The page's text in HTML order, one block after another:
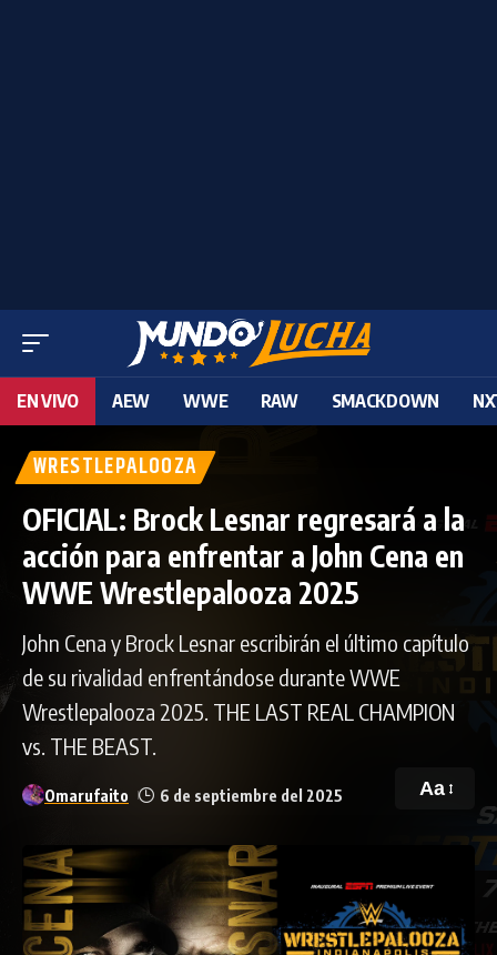
EN VIVO AEW WWE RAW SMACKDOWN
WRESTLEPALOOZA
OFICIAL: Brock Lesnar regresará a la
acción para enfrentar a John Cena en
WWE Wrestlepalooza 2025
John Cena y Brock Lesnar escribirán el último capítulo
de su rivalidad enfrentándose durante WWE
Wrestlepalooza 2025. THE LAST REAL CHAMPION
vs. THE BEAST.
Omarufaito 6 de septiembre del 2025 Aa